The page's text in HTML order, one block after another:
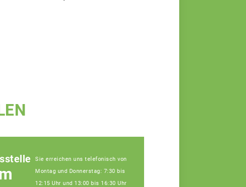
Sie erreichen uns telefonisch von
Montag und Donnerstag: 7:30 bis
12:15 Uhr und 13:00 bis 16:30 Uhr